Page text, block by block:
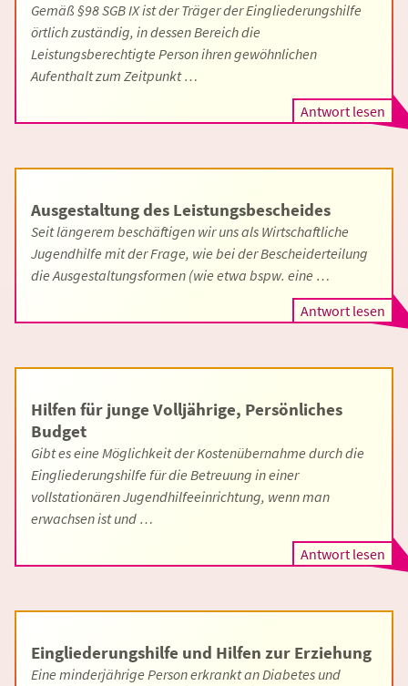
Gemäß §98 SGB IX ist der Träger der Eingliederungshilfe
örtlich zuständig, in dessen Bereich die
Leistungsberechtigte Person ihren gewöhnlichen
Aufenthalt zum Zeitpunkt …
Antwort lesen
Ausgestaltung des Leistungsbescheides
Seit längerem beschäftigen wir uns als Wirtschaftliche
Jugendhilfe mit der Frage, wie bei der Bescheiderteilung
die Ausgestaltungsformen (wie etwa bspw. eine …
Antwort lesen
Hilfen für junge Volljährige, Persönliches
Budget
Gibt es eine Möglichkeit der Kostenübernahme durch die
Eingliederungshilfe für die Betreuung in einer
vollstationären Jugendhilfeeinrichtung, wenn man
erwachsen ist und …
Antwort lesen
Eingliederungshilfe und Hilfen zur Erziehung
Eine minderjährige Person erkrankt an Diabetes und